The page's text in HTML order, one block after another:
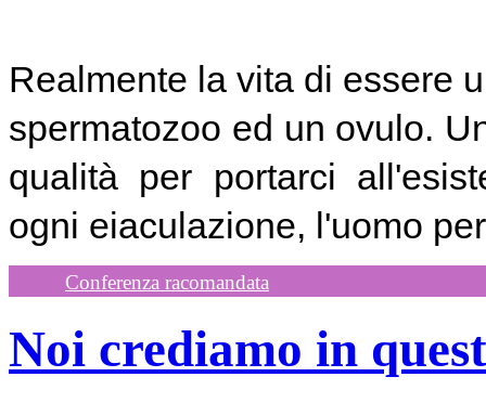
Realmente la vita di essere
spermatozoo ed un ovulo.
qualità per portarci
ogni eiaculazione, l'uomo
Conferenza racomandata
Noi crediamo in